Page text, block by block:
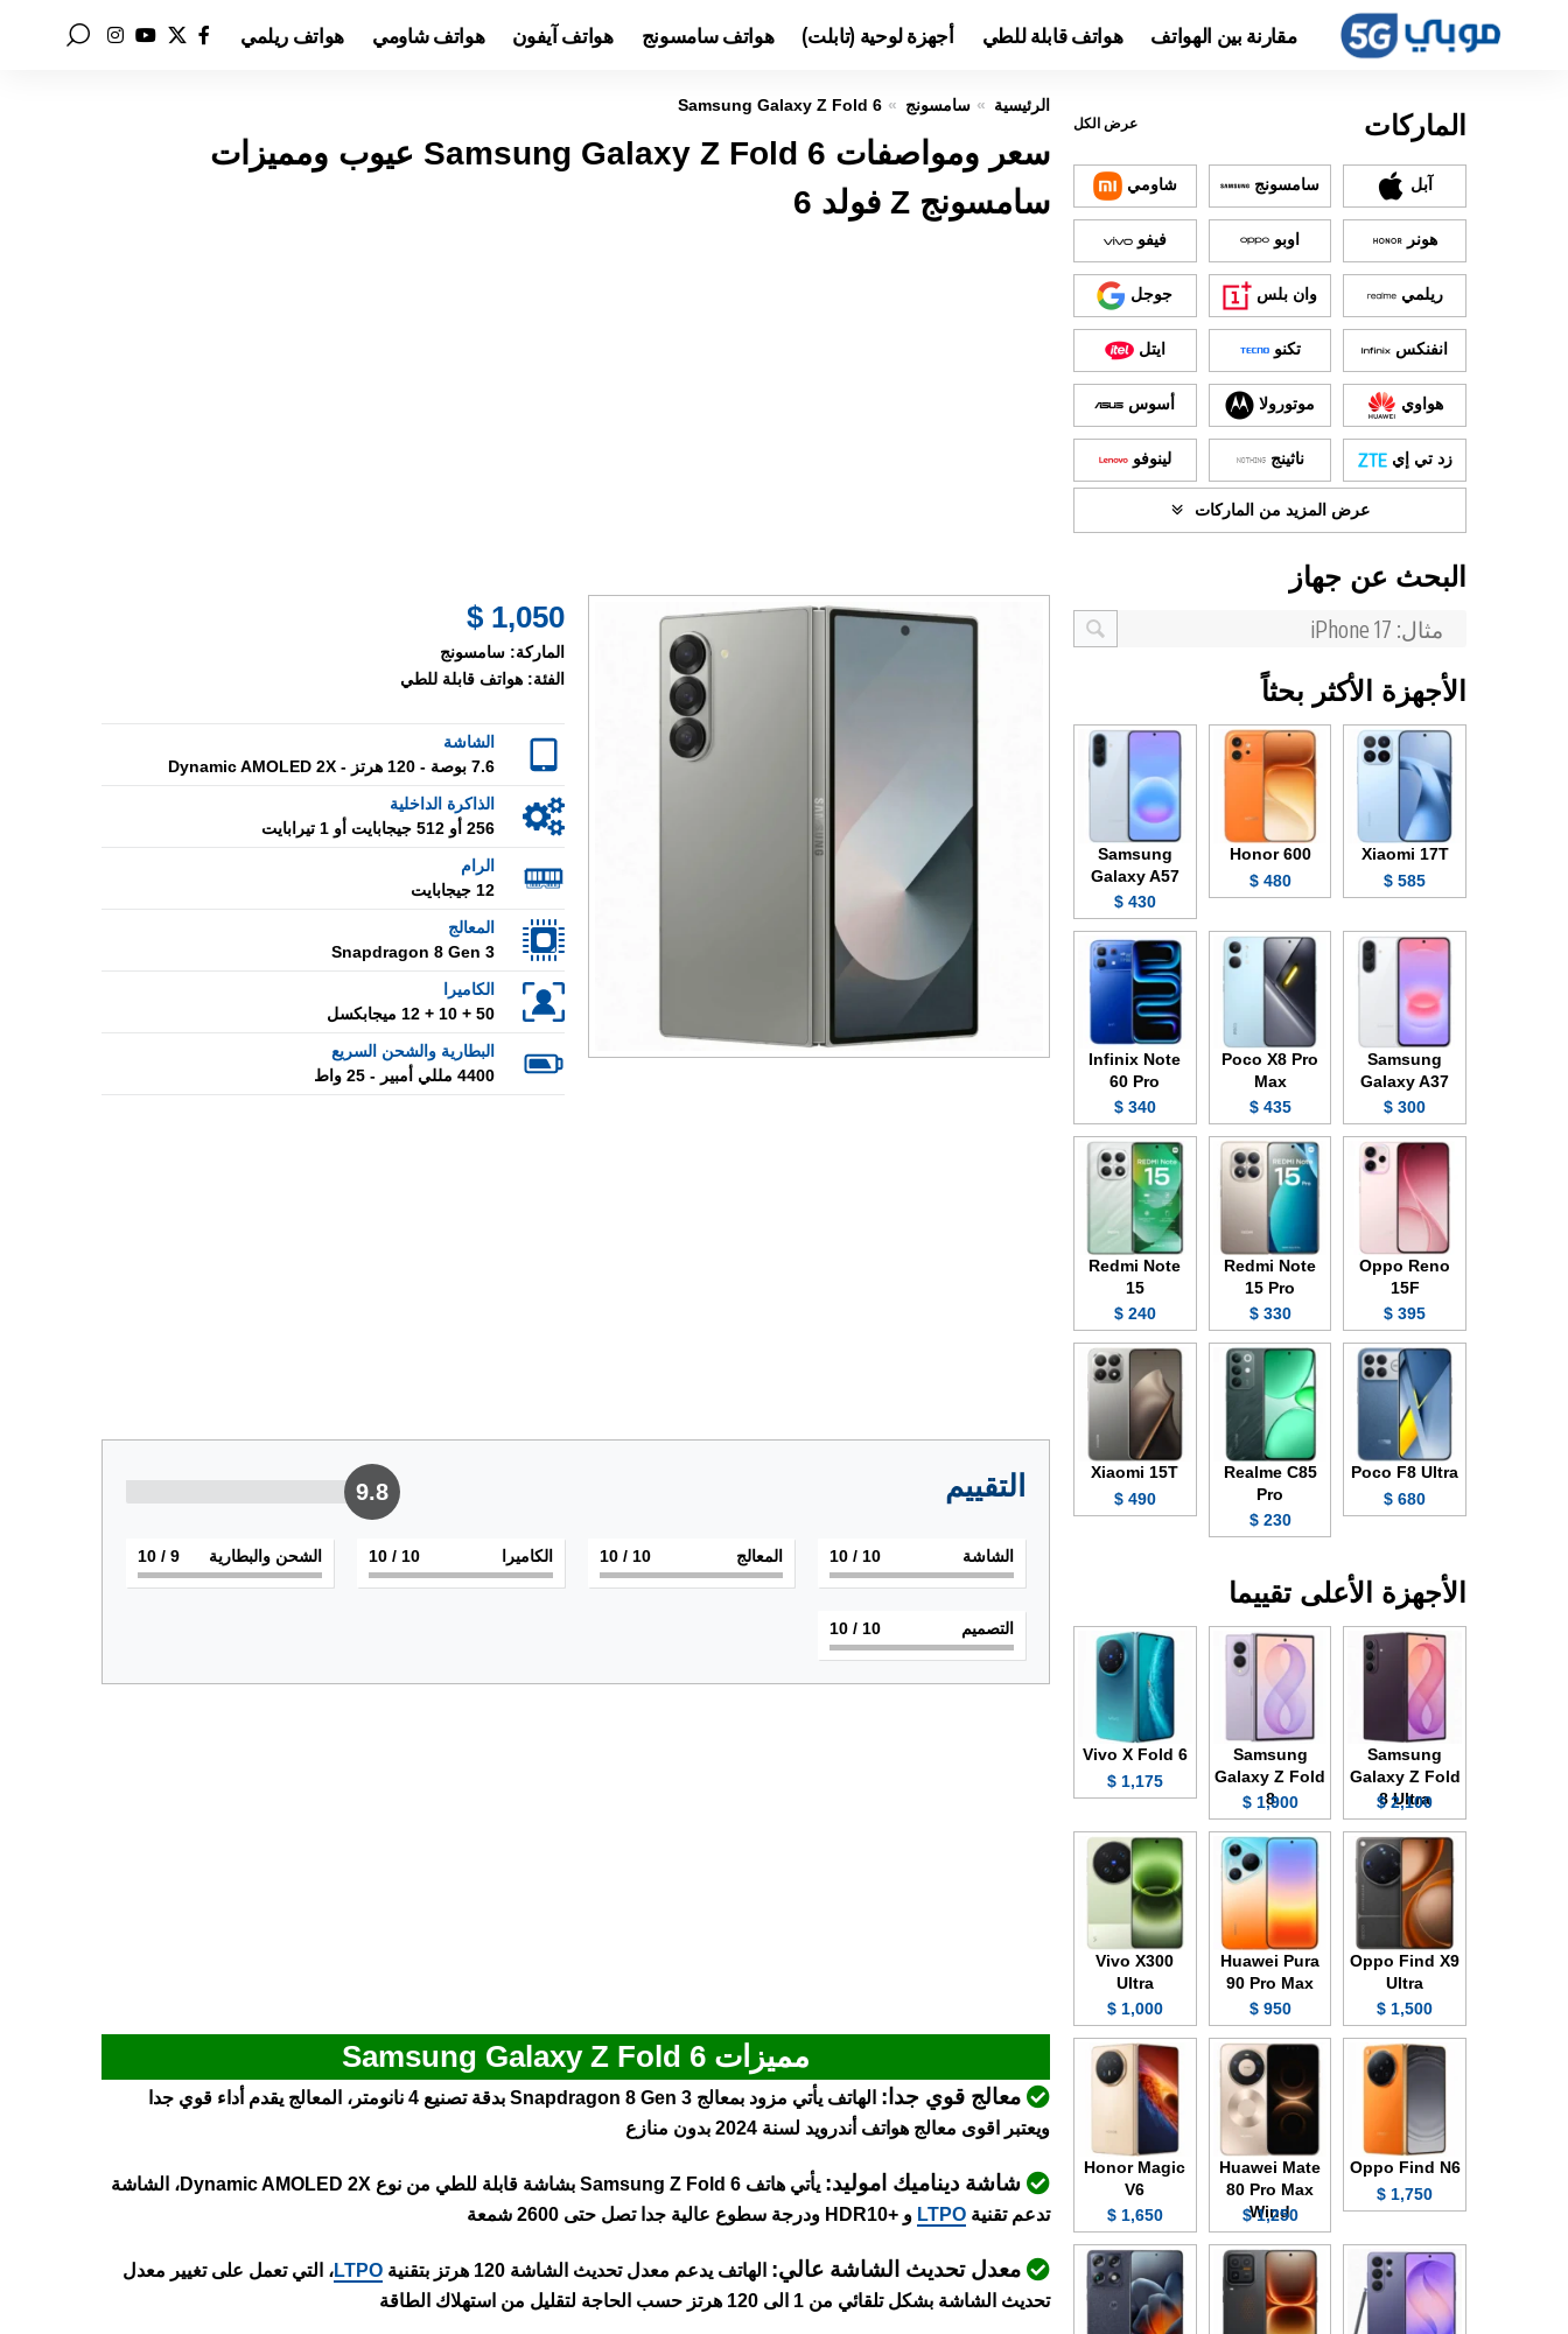
مقارنة بين الهواتف هواتف قابلة للطي أجهزة لوحية (تابلت) هواتف سامسونج هواتف آيفون هواتف شاومي هواتف ريلمي
الرئيسية سامسونج Samsung Galaxy Z Fold 6
سعر ومواصفات Samsung Galaxy Z Fold 6 عيوب ومميزات
سامسونج Z فولد 6
1,050 $
الماركة: سامسونج
الفئة: هواتف قابلة للطي
الشاشة
7.6 بوصة - 120 هرتز - Dynamic AMOLED 2X
الذاكرة الداخلية
256 أو 512 جيجابايت أو 1 تيرابايت
الرام
12 جيجابايت
المعالج
Snapdragon 8 Gen 3
الكاميرا
50 + 10 + 12 ميجابكسل
البطارية والشحن السريع
4400 مللي أمبير - 25 واط
التقييم 9.8
الشاشة 10
/ 10 المعالج 10
/ 10 الكاميرا 10
/ 10 الشحن والبطارية 9
/ 10
التصميم 10
/ 10
مميزات Samsung Galaxy Z Fold 6
معالج قوي جدا:
الهاتف يأتي مزود بمعالج Snapdragon 8 Gen 3 بدقة تصنيع 4 نانومتر، المعالج يقدم أداء قوي جدا
ويعتبر اقوى معالج هواتف أندرويد لسنة 2024 بدون منازع
شاشة ديناميك اموليد:
يأتي هاتف Samsung Z Fold 6 بشاشة قابلة للطي من نوع Dynamic AMOLED 2X، الشاشة
تدعم تقنية LTPO و +HDR10 ودرجة سطوع عالية جدا تصل حتى 2600 شمعة
معدل تحديث الشاشة عالي: الهاتف يدعم معدل تحديث الشاشة 120 هرتز بتقنية LTPO، التي تعمل على تغيير معدل
تحديث الشاشة بشكل تلقائي من 1 الى 120 هرتز حسب الحاجة لتقليل من استهلاك الطاقة
الماركات عرض الكل
آبل سامسونج شاومي
هونر اوبو فيفو
ريلمي وان بلس جوجل
انفنكس تكنو ايتل
هواوي موتورولا أسوس
زد تي إي ناثينج لينوفو
عرض المزيد من الماركات
البحث عن جهاز
الأجهزة الأكثر بحثاً
Xiaomi 17T
585 $
Honor 600
480 $
Samsung
Galaxy A57
430 $
Samsung
Galaxy A37
300 $
Poco X8 Pro
Max
435 $
Infinix Note
60 Pro
340 $
Oppo Reno
15F
395 $
Redmi Note
15 Pro
330 $
Redmi Note
15
240 $
Poco F8 Ultra
680 $
Realme C85
Pro
230 $
Xiaomi 15T
490 $
الأجهزة الأعلى تقييما
Samsung
Galaxy Z Fold
8 Ultra
2,100 $
Samsung
Galaxy Z Fold
8
1,900 $
Vivo X Fold 6
1,175 $
Oppo Find X9
Ultra
1,500 $
Huawei Pura
90 Pro Max
950 $
Vivo X300
Ultra
1,000 $
Oppo Find N6
1,750 $
Huawei Mate
80 Pro Max
Wind
1,250 $
Honor Magic
V6
1,650 $